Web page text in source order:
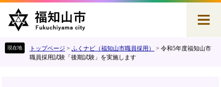
トップページ > ふくナビ（福知山市職員採用） > 令和5年度福知山市
職員採用試験「後期試験」を実施します